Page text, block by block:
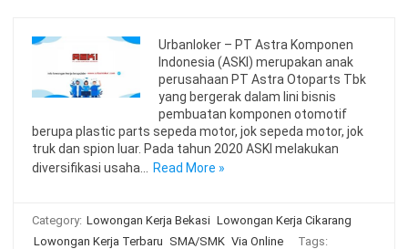
Urbanloker – PT Astra Komponen
Indonesia (ASKI) merupakan anak
perusahaan PT Astra Otoparts Tbk
yang bergerak dalam lini bisnis
pembuatan komponen otomotif
berupa plastic parts sepeda motor, jok sepeda motor, jok
truk dan spion luar. Pada tahun 2020 ASKI melakukan
diversifikasi usaha…
Read More »
Category: Lowongan Kerja Bekasi Lowongan Kerja Cikarang
Lowongan Kerja Terbaru SMA/SMK Via Online
Tags: